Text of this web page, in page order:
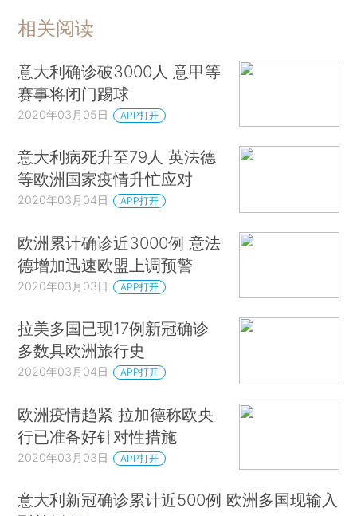
相关阅读
意大利确诊破3000人 意甲等
赛事将闭门踢球
2020年03月05日 APP打开
意大利病死升至79人 英法德
等欧洲国家疫情升忙应对
2020年03月04日 APP打开
欧洲累计确诊近3000例 意法
德增加迅速欧盟上调预警
2020年03月03日 APP打开
拉美多国已现17例新冠确诊
多数具欧洲旅行史
2020年03月04日 APP打开
欧洲疫情趋紧 拉加德称欧央
行已准备好针对性措施
2020年03月03日 APP打开
意大利新冠确诊累计近500例 欧洲多国现输入